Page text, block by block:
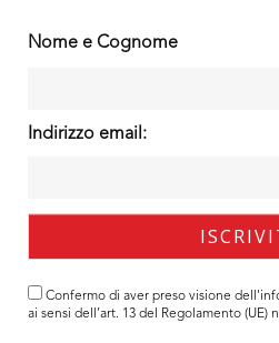
Nome e Cognome
Indirizzo email:
Confermo di aver preso visione dell'
ai sensi dell’art. 13 del Regolamento (UE)